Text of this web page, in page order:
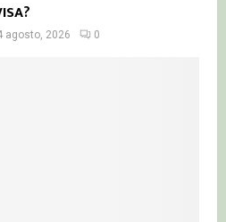
agosto, 2026 0